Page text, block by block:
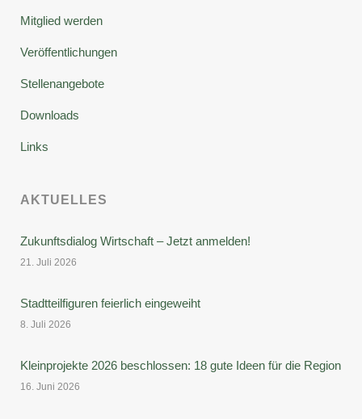
Mitglied werden
Veröffentlichungen
Stellenangebote
Downloads
Links
AKTUELLES
Zukunftsdialog Wirtschaft – Jetzt anmelden!
21. Juli 2026
Stadtteilfiguren feierlich eingeweiht
8. Juli 2026
Kleinprojekte 2026 beschlossen: 18 gute Ideen für die Region
16. Juni 2026